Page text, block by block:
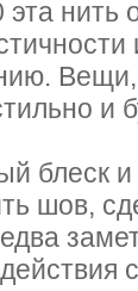
нить
и
блеск
шов,